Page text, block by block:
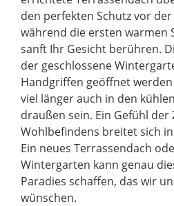
den perfekten Schutz vor
während die ersten warmen
sanft Ihr Gesicht berühren.
der geschlossene
Handgriffen geöffnet werden
viel länger auch in den
draußen sein. Ein Gefühl
Wohlbefindens breitet sich
Ein neues Terrassendach
Wintergarten kann genau
Paradies schaffen, das wir
wünschen.